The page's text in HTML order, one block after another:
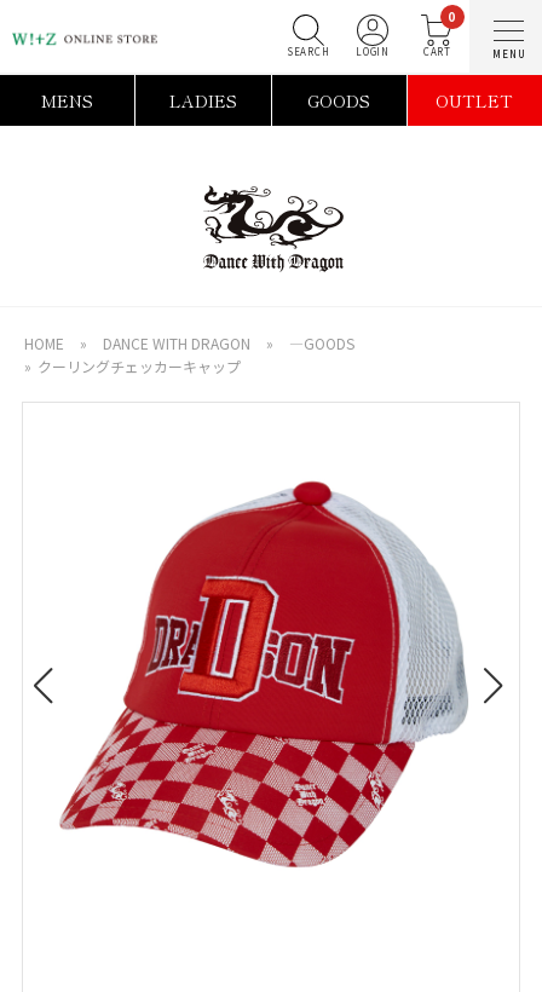
0
MENS LADIES GOODS OUTLET
HOME » DANCE WITH DRAGON »
―GOODS
» クーリングチェッカーキャップ